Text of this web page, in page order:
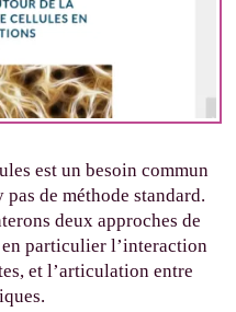
est un besoin commun
de méthode standard.
deux approches de
particulier l’interaction
et l’articulation entre